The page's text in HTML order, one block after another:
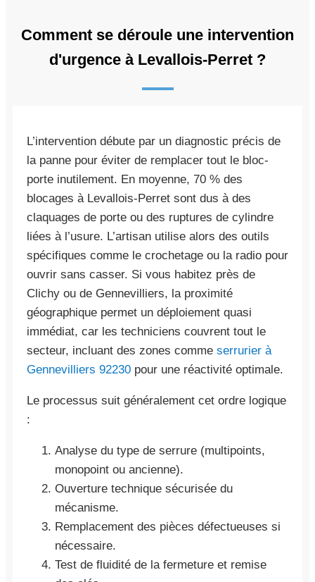
Comment se déroule une intervention
d'urgence à Levallois-Perret ?
L’intervention débute par un diagnostic précis de
la panne pour éviter de remplacer tout le bloc-
porte inutilement. En moyenne, 70 % des
blocages à Levallois-Perret sont dus à des
claquages de porte ou des ruptures de cylindre
liées à l’usure. L’artisan utilise alors des outils
spécifiques comme le crochetage ou la radio pour
ouvrir sans casser. Si vous habitez près de
Clichy ou de Gennevilliers, la proximité
géographique permet un déploiement quasi
immédiat, car les techniciens couvrent tout le
secteur, incluant des zones comme serrurier à
Gennevilliers 92230 pour une réactivité optimale.
Le processus suit généralement cet ordre logique
:
Analyse du type de serrure (multipoints,
monopoint ou ancienne).
Ouverture technique sécurisée du
mécanisme.
Remplacement des pièces défectueuses si
nécessaire.
Test de fluidité de la fermeture et remise